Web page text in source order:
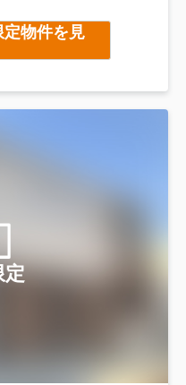
物件を見
定